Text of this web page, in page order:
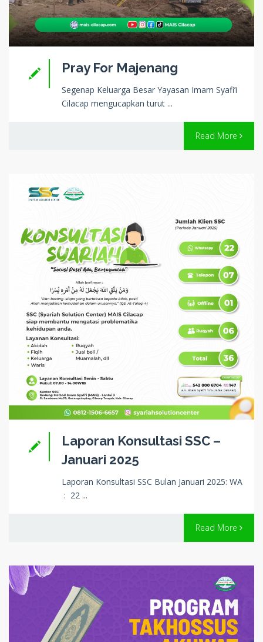
Pray For Majenang
Segenap Keluarga Besar Yayasan Imam Syafi’i
Cilacap mengucapkan turut ...
Read More
Laporan Konsultasi SSC –
Januari 2025
Laporan Konsultasi SSC Bulan Januari 2025: WA
: 22 ...
Read More